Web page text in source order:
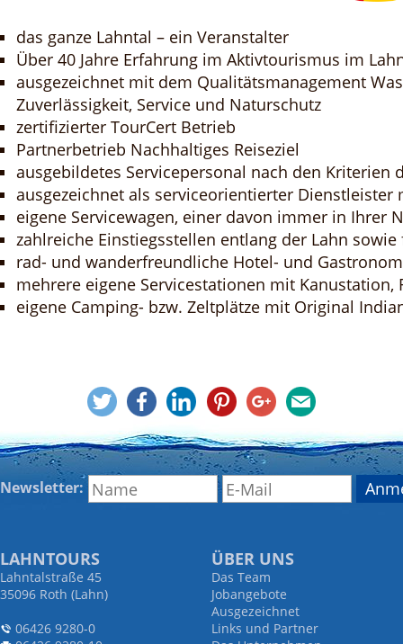
das ganze Lahntal – ein Veranstalter
Über 40 Jahre Erfahrung im Aktivtourismus im
ausgezeichnet mit dem Qualitätsmanagement
Zuverlässigkeit, Service und Naturschutz
zertifizierter TourCert Betrieb
Partnerbetrieb Nachhaltiges Reiseziel
ausgebildetes Servicepersonal nach den Kriterien
ausgezeichnet als serviceorientierter Dienstleister
eigene Servicewagen, einer davon immer in Ihrer
zahlreiche Einstiegsstellen entlang der Lahn
rad- und wanderfreundliche Hotel- und
mehrere eigene Servicestationen mit Kanustation,
eigene Camping- bzw. Zeltplätze mit Original
Newsletter:
LAHNTOURS
Lahntalstraße 45
35096 Roth (Lahn)
06426 9280-0
ÜBER UNS
Das Team
Jobangebote
Ausgezeichnet
Links und Partner